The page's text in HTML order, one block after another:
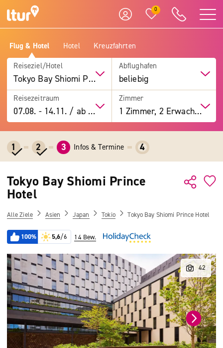
0
Flug & Hotel Hotel Kreuzfahrten
Reiseziel/Hotel
Tokyo Bay Shiomi Prince Hotel
Abflughafen
beliebig
Reisezeitraum
07.08. -14.11. / ab 7 Tage
Zimmer
1 Zimmer, 2 Erwachsene
1 2 3 Infos & Termine 4
Tokyo Bay Shiomi Prince
Hotel
Alle Ziele Asien Japan Tokio Tokyo Bay Shiomi Prince Hotel
100% 5,6/6 14 Bew.